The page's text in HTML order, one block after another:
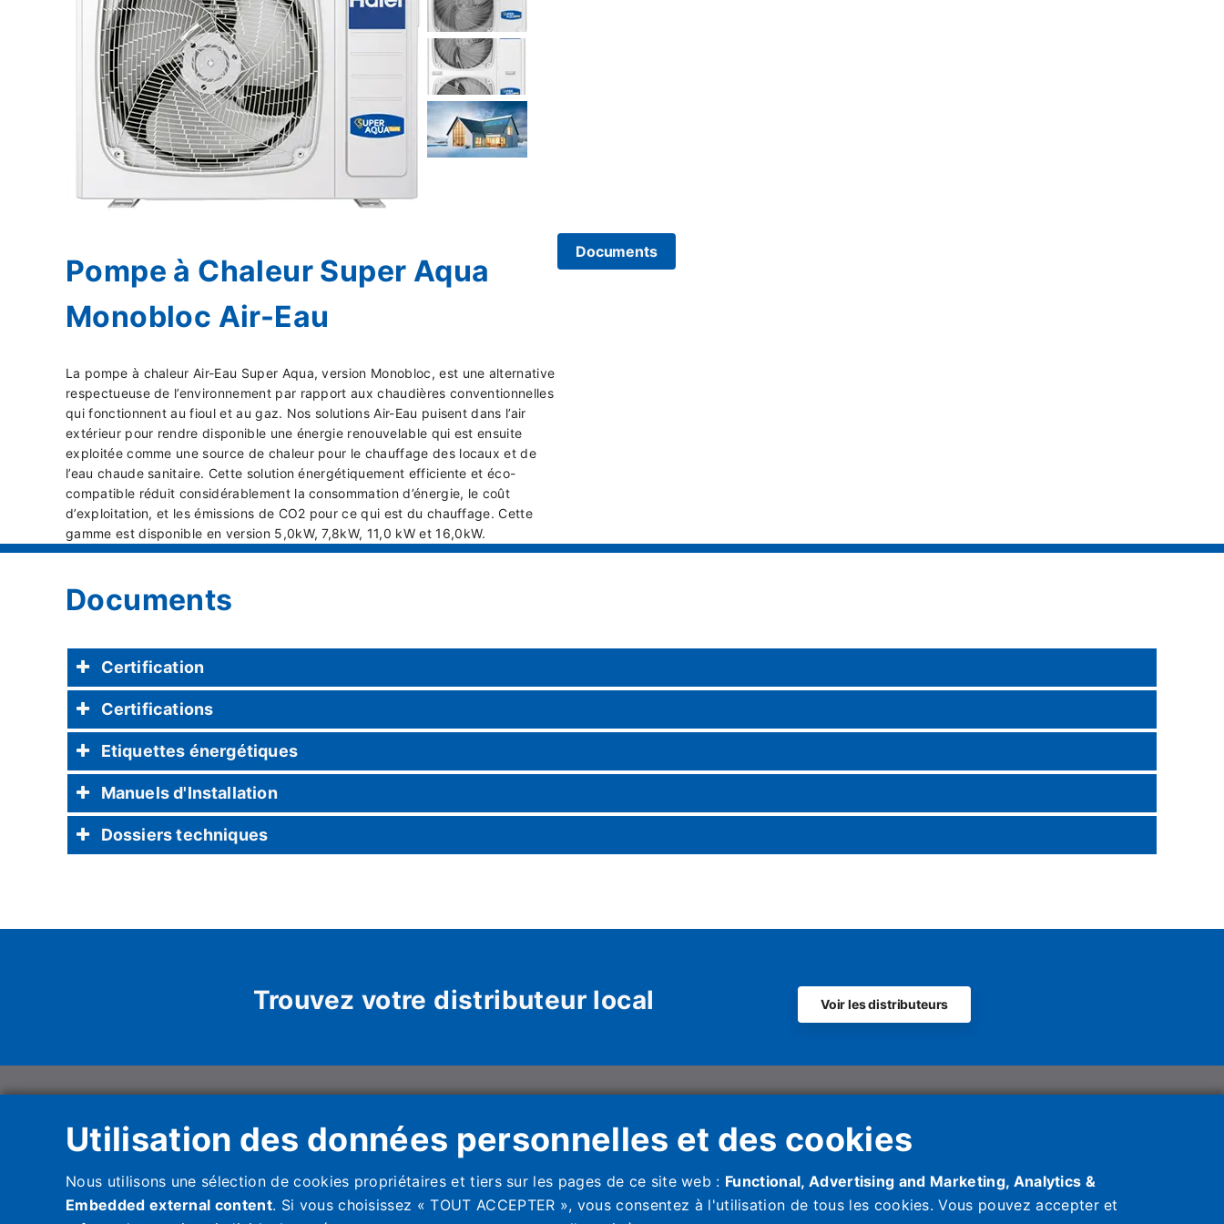
Pompe à Chaleur Super Aqua
Monobloc Air-Eau
La pompe à chaleur Air-Eau Super Aqua, version Monobloc, est une alternative
respectueuse de l’environnement par rapport aux chaudières conventionnelles
qui fonctionnent au fioul et au gaz. Nos solutions Air-Eau puisent dans l’air
extérieur pour rendre disponible une énergie renouvelable qui est ensuite
exploitée comme une source de chaleur pour le chauffage des locaux et de
l’eau chaude sanitaire. Cette solution énergétiquement efficiente et éco-
compatible réduit considérablement la consommation d’énergie, le coût
d’exploitation, et les émissions de CO2 pour ce qui est du chauffage. Cette
gamme est disponible en version 5,0kW, 7,8kW, 11,0 kW et 16,0kW.
Documents
Documents
Certification
Certifications
Etiquettes énergétiques
Manuels d'Installation
Dossiers techniques
Trouvez votre distributeur local Voir les distributeurs
Haier AC Italy Trading SpA Unipersonale
31020 Revine Lago (TV)
Italy
Carrer de la Metal·lúrgia, 53,
Spain
Unit 1, Bourne Works, Whyteleafe Hill,
Whyteleafe, CR3 0YB.
Utilisation des données personnelles et des cookies
Nous utilisons une sélection de cookies propriétaires et tiers sur les pages de ce site web : Functional, Advertising and Marketing, Analytics &
Embedded external content. Si vous choisissez « TOUT ACCEPTER », vous consentez à l'utilisation de tous les cookies. Vous pouvez accepter et